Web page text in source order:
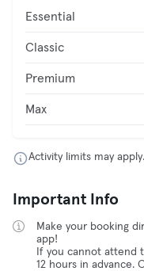
Essential
Classic
Premium
Max
Activity limits may
Important Info
Make your booking
app!
If you cannot attend
12 hours in advance.